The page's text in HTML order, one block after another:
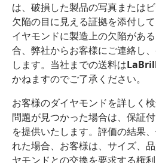
は、破損した製品の写真または
欠陥の目に見える証拠を添付し
イヤモンドに製造上の欠陥があ
合、弊社からお客様にご連絡し
します。当社までの送料は
かねますのでご了承ください。
お客様のダイヤモンドを詳しく
問題が見つかった場合は、保証
を提供いたします。評価の結果
れた場合、お客様は、サイズ、
ヤモンドとの交換を要求する権